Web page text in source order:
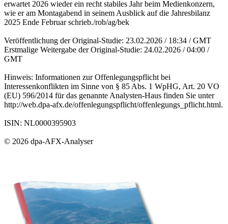
erwartet 2026 wieder ein recht stabiles Jahr beim Medienkonzern,
wie er am Montagabend in seinem Ausblick auf die Jahresbilanz
2025 Ende Februar schrieb./rob/ag/bek
Veröffentlichung der Original-Studie: 23.02.2026 / 18:34 / GMT
Erstmalige Weitergabe der Original-Studie: 24.02.2026 / 04:00 /
GMT
Hinweis: Informationen zur Offenlegungspflicht bei
Interessenkonflikten im Sinne von § 85 Abs. 1 WpHG, Art. 20 VO
(EU) 596/2014 für das genannte Analysten-Haus finden Sie unter
http://web.dpa-afx.de/offenlegungspflicht/offenlegungs_pflicht.html.
ISIN: NL0000395903
© 2026 dpa-AFX-Analyser